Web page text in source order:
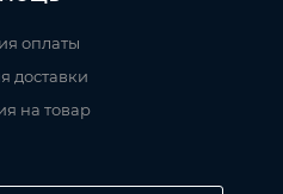
оплаты
доставки
на товар